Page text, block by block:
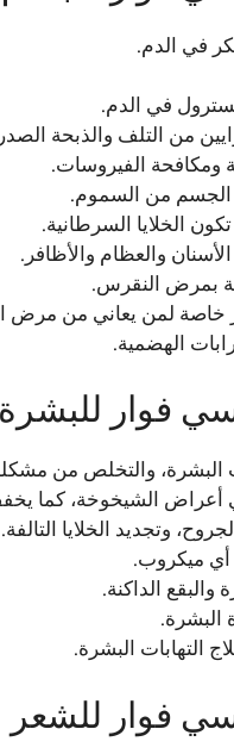
في الدم.
في الدم.
من التلف والذبحة
ومكافحة الفيروسات.
من السموم.
الخلايا السرطانية.
والعظام والأظافر.
بمرض النقرس.
خاصة لمن يعاني من مرض
الهضمية.
سي فوار للبشرة
والتخلص من
أعراض الشيخوخة، كما
وتجديد الخلايا التالفة.
ميكروب.
الداكنة.
البشرة.
التهابات البشرة.
سي فوار للشعر